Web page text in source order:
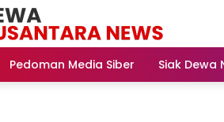
Pedoman Media Siber Siak Dewa